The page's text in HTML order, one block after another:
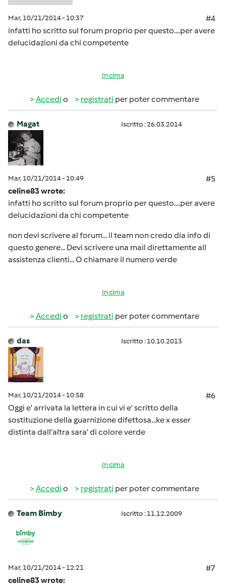
Mar, 10/21/2014 - 10:37
#4
infatti ho scritto sul forum proprio per questo....per avere
delucidazioni da chi competente
In cima
Accedi o registrati per poter commentare
Magat Iscritto : 26.03.2014
Mar, 10/21/2014 - 10:49
#5
celine83 wrote:
infatti ho scritto sul forum proprio per questo....per avere
delucidazioni da chi competente
non devi scrivere al forum... il team non credo dia info di
questo genere... Devi scrivere una mail direttamente all
assistenza clienti... O chiamare il numero verde
In cima
Accedi o registrati per poter commentare
das Iscritto : 10.10.2013
Mar, 10/21/2014 - 10:58
#6
Oggi e' arrivata la lettera in cui vi e' scritto della
sostituzione della guarnizione difettosa...ke x esser
distinta dall'altra sara' di colore verde
In cima
Accedi o registrati per poter commentare
Team Bimby Iscritto : 11.12.2009
Mar, 10/21/2014 - 12:21
#7
celine83 wrote: